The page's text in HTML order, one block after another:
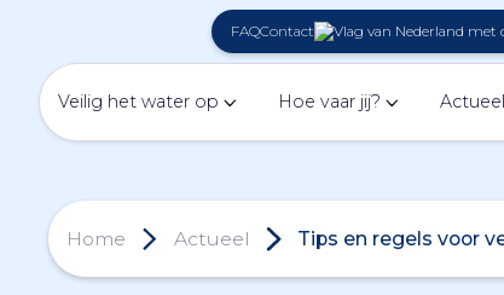
FAQContact
Veilig het water op Hoe vaar jij? Actueel
Home Actueel Tips en regels voor